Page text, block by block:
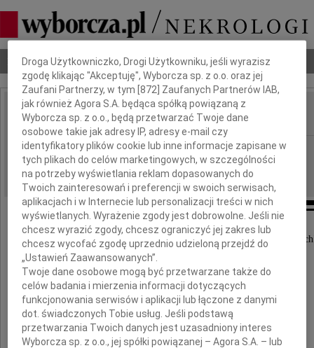
Nekrologi Odeszli Poradnik pogrzebowy
IMIĘ I NAZWISKO:
REGION: Bydgoszcz
DATA EMISJI: 15.12.2025
"Nie umiera ten, kto pozostaje w sercach
Niech ta nadzieja łagodzi ból i stratę
W trudnych chwilach pożegnania
Dbamy o Twoją prywatność
Droga Użytkowniczko, Drogi Użytkowniku, jeśli wyrazisz
zgodę klikając "Akceptuję", Wyborcza sp. z o.o. oraz jej
Zaufani Partnerzy, w tym [872 ] Zaufanych Partnerów IAB,
jak również Agora S.A. będąca spółką powiązaną z
Wyborcza sp. z o.o., będą przetwarzać Twoje dane
osobowe takie jak adresy IP, adresy e-mail czy
identyfikatory plików cookie lub inne informacje zapisane w
tych plikach do celów marketingowych, w szczególności
na potrzeby wyświetlania reklam dopasowanych do
Twoich zainteresowań i preferencji w swoich serwisach,
aplikacjach i w Internecie lub personalizacji treści w nich
wyświetlanych. Wyrażenie zgody jest dobrowolne. Jeśli nie
chcesz wyrazić zgody, chcesz ograniczyć jej zakres lub
chcesz wycofać zgodę uprzednio udzieloną przejdź do
„Ustawień Zaawansowanych”.
Twoje dane osobowe mogą być przetwarzane także do
celów badania i mierzenia informacji dotyczących
funkcjonowania serwisów i aplikacji lub łączone z danymi
dot. świadczonych Tobie usług. Jeśli podstawą
przetwarzania Twoich danych jest uzasadniony interes
Wyborcza sp. z o.o., jej spółki powiązanej – Agora S.A. – lub